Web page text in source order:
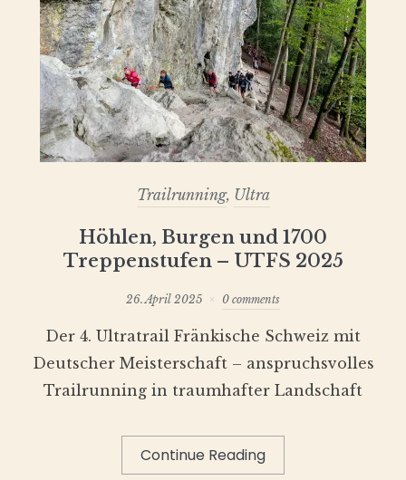
Trailrunning, Ultra
Höhlen, Burgen und 1700
Treppenstufen – UTFS 2025
26. April 2025 0 comments
Der 4. Ultratrail Fränkische Schweiz mit
Deutscher Meisterschaft – anspruchsvolles
Trailrunning in traumhafter Landschaft
Continue Reading